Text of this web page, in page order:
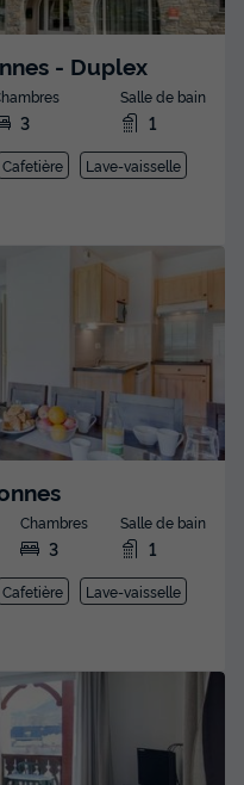
- Duplex
3
Salle de bain
1
Cafetière
Lave-vaisselle
Chambres
3
Salle de bain
1
Cafetière
Lave-vaisselle